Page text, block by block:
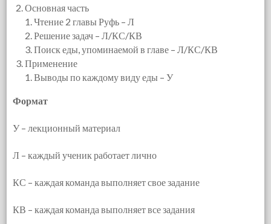
Основная часть
Чтение 2 главы Руфь – Л
Решение задач – Л/КС/КВ
Поиск еды, упоминаемой в главе – Л/КС/КВ
Применение
Выводы по каждому виду еды – У
Формат
У – лекционный материал
Л – каждый ученик работает лично
КС – каждая команда выполняет свое задание
КВ – каждая команда выполняет все задания